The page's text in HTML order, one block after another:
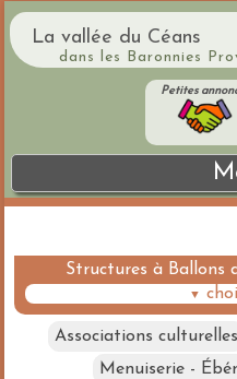
La vallée du Céans
dans les Baronnies
Petites
Structures à Ballons
▼
Associations culturelles
Menuiserie -